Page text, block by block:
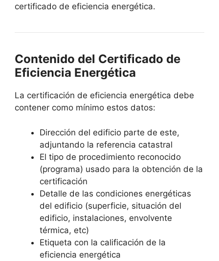
certificado de eficiencia energética.
Contenido del Certificado de
Eficiencia Energética
La certificación de eficiencia energética debe
contener como mínimo estos datos:
Dirección del edificio parte de este,
adjuntando la referencia catastral
El tipo de procedimiento reconocido
(programa) usado para la obtención de la
certificación
Detalle de las condiciones energéticas
del edificio (superficie, situación del
edificio, instalaciones, envolvente
térmica, etc)
Etiqueta con la calificación de la
eficiencia energética